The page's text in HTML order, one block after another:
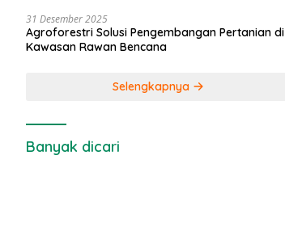
31 Desember 2025
Agroforestri Solusi Pengembangan Pertanian di
Kawasan Rawan Bencana
Selengkapnya
Banyak dicari